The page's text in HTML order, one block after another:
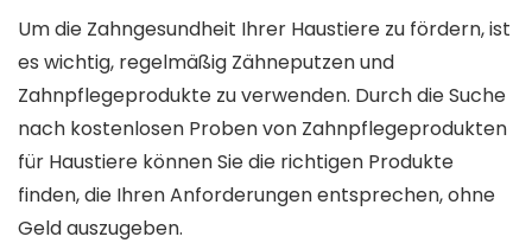
Um die Zahngesundheit Ihrer Haustiere zu fördern, ist
es wichtig, regelmäßig Zähneputzen und
Zahnpflegeprodukte zu verwenden. Durch die Suche
nach kostenlosen Proben von Zahnpflegeprodukten
für Haustiere können Sie die richtigen Produkte
finden, die Ihren Anforderungen entsprechen, ohne
Geld auszugeben.